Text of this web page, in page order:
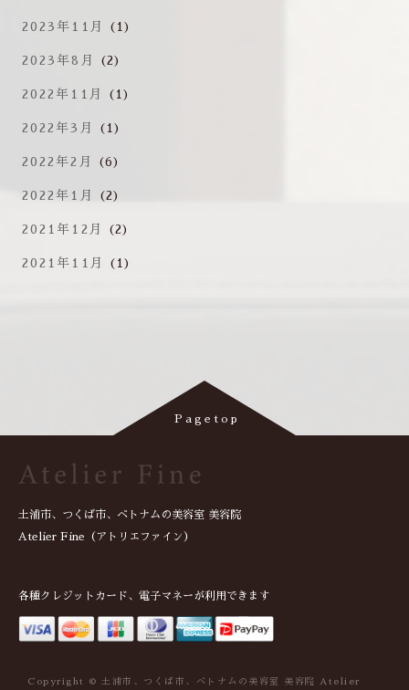
2023年11月 (1)
2023年8月 (2)
2022年11月 (1)
2022年3月 (1)
2022年2月 (6)
2022年1月 (2)
2021年12月 (2)
2021年11月 (1)
土浦市、つくば市、ベトナムの美容室 美容院
Atelier Fine（アトリエファイン）
各種クレジットカード、電子マネーが利用できます
Copyright © 土浦市、つくば市、ベトナムの美容室 美容院 Atelier